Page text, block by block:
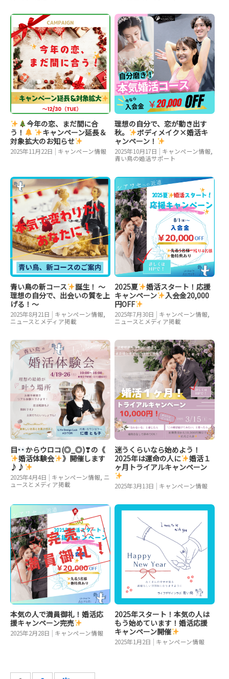
今年の恋、まだ間に合
う！
キャンペーン延長＆
対象拡大のお知らせ
2025年11月22日 | キャンペーン情報
理想の自分で、恋が動き出す
秋。
ボディメイク×婚活キ
ャンペーン！
2025年10月17日 | キャンペーン情報,
青い鳥の婚活サポート
青い鳥の新コース
誕生！ ～
理想の自分で、出会いの質を上
げる！～
2025年8月21日 | キャンペーン情報,
ニュースとメディア掲載
2025夏
婚活スタート！応援
キャンペーン
入会金20,000
円OFF
2025年7月30日 | キャンペーン情報,
ニュースとメディア掲載
目
からウロコ(◎_◎)❣の《
婚活体験会
》開催します
♪♪
2025年4月4日 | キャンペーン情報, ニ
ュースとメディア掲載
迷うくらいなら始めよう！
2025年は運命の人に
婚活１
ヶ月トライアルキャンペーン
2025年3月13日 | キャンペーン情報
本気の人で満員御礼！婚活応
援キャンペーン完売
2025年2月28日 | キャンペーン情報
2025年スタート！本気の人は
もう始めています！婚活応援
キャンペーン開催
2025年1月2日 | キャンペーン情報